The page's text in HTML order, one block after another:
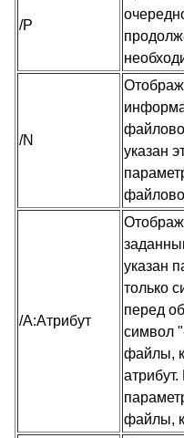
/P
/N
указан
/A:Атрибут
указан
только
перед
символ
файлы,
файлы,